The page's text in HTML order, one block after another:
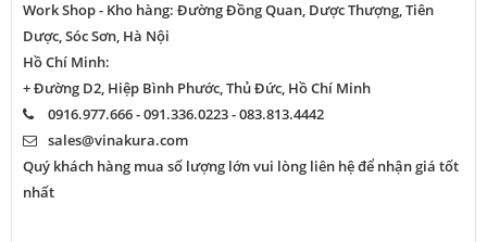
Work Shop - Kho hàng: Đường Đồng Quan, Dược Thượng, Tiên
Dược, Sóc Sơn, Hà Nội
Hồ Chí Minh:
+ Đường D2, Hiệp Bình Phước, Thủ Đức, Hồ Chí Minh
0916.977.666 - 091.336.0223 - 083.813.4442
sales@vinakura.com
Quý khách hàng mua số lượng lớn vui lòng liên hệ để nhận giá tốt
nhất